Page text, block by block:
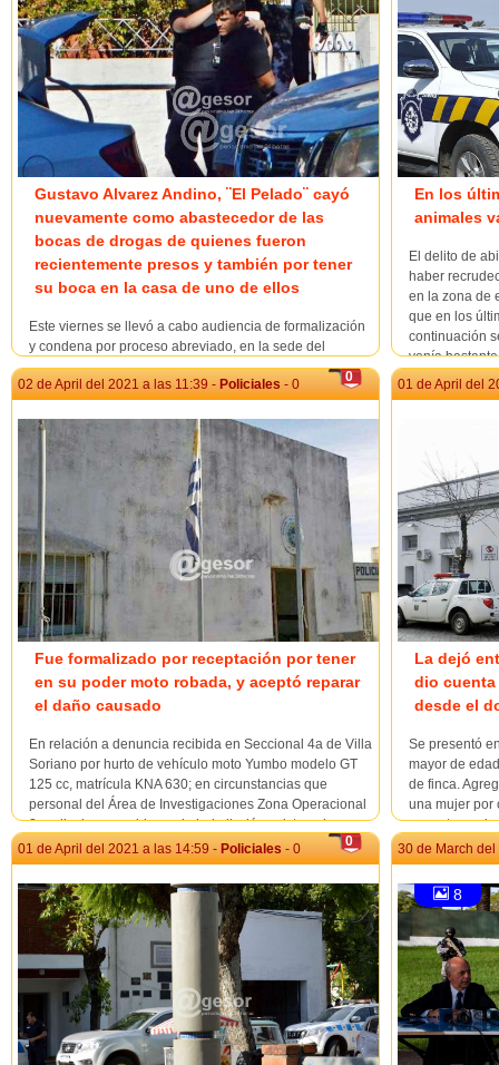
Gustavo Alvarez Andino, ¨El Pelado¨ cayó
nuevamente como abastecedor de las
bocas de drogas de quienes fueron
recientemente presos y también por tener
su boca en la casa de uno de ellos
Este viernes se llevó a cabo audiencia de formalización
y condena por proceso abreviado, en la sede del
Juzgado Letrado de Primera Instancia de Primer Turno
de Mercedes, a cargo de su titular Dra. Ximena
de su titular Dra. Silvana Mastroianni, en la
investigaci&oa...
En los
animales
El delito de
haber
en la zona de
que en los
continuación
venía
0
02 de April del 2021 a las 11:39 - Policiales - 0
Fue formalizado por receptación por tener
en su poder moto robada, y aceptó reparar
el daño causado
En relación a denuncia recibida en Seccional 4a de Villa
Soriano por hurto de vehículo moto Yumbo modelo GT
125 cc, matrícula KNA 630; en circunstancias que
personal del Área de Investigaciones Zona Operacional
2 realizaba recorrida por la jurisdicción avistan el
vehículo denunciado; el que era guiado po...
01 de April del
La dejó
dio cuenta
desde el
Se presentó
mayor de
de finca.
una mujer por
encontrarse
faltante de
0
01 de April del 2021 a las 14:59 - Policiales - 0 30 de March
8